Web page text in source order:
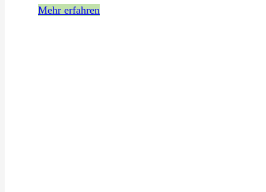
Mehr erfahren